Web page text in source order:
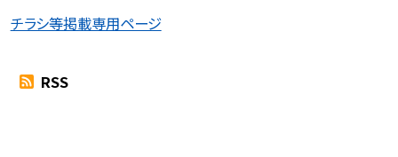
チラシ等掲載専用ページ
RSS